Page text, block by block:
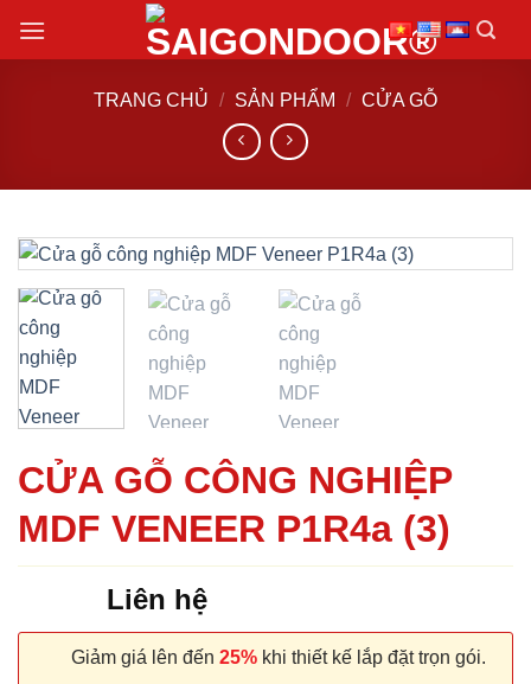
đến
TRANG CHỦ / SẢN PHẨM / CỬA GỖ
CỬA GỖ CÔNG NGHIỆP
MDF VENEER P1R4a (3)
Liên hệ
Giảm giá lên đến 25% khi thiết kế lắp đặt trọn gói.